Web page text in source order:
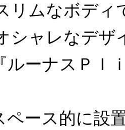
ムなボディ
ャレなデザ
ルーナスＰｌ
ペース的に設